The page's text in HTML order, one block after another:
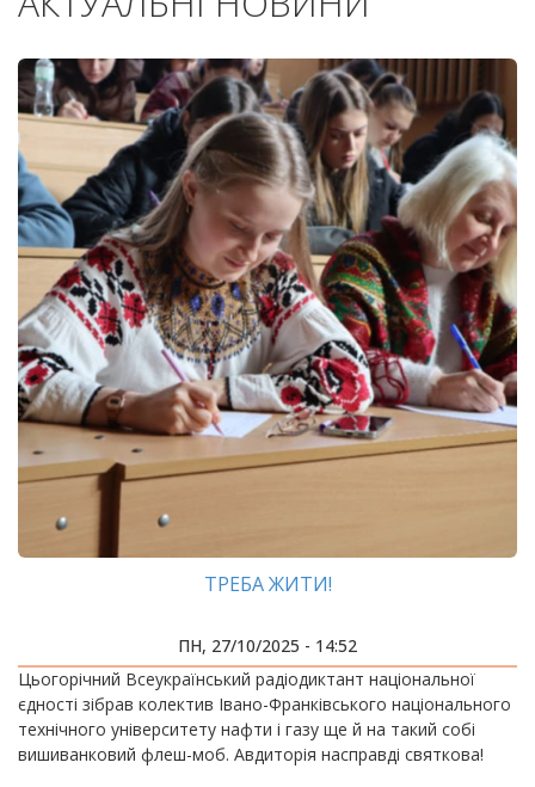
ТРЕБА ЖИТИ!
ПН, 27/10/2025 - 14:52
Цьогорічний Всеукраїнський радіодиктант національної
єдності зібрав колектив Івано-Франківського національного
технічного університету нафти і газу ще й на такий собі
вишиванковий флеш-моб. Авдиторія насправді святкова!